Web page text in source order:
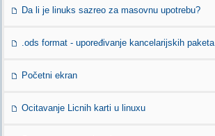
Da li je linuks sazreo za masovnu upotrebu?
.ods format - upoređivanje kancelarijskih paketa
Početni ekran
Ocitavanje Licnih karti u linuxu